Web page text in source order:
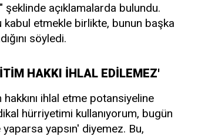
şeklinde açıklamalarda bulundu.
etmekle birlikte, bunun başka
söyledi.
HAKKI İHLAL EDİLEMEZ'
ihlal etme potansiyeline
hürriyetimi kullanıyorum, bugün
yapsın' diyemez. Bu,